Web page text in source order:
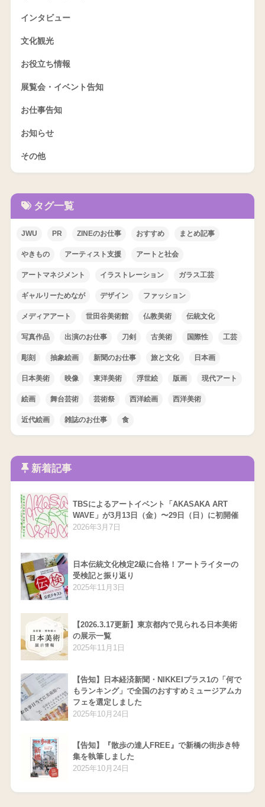
インタビュー
文化観光
お役立ち情報
展覧会・イベント告知
お仕事告知
お知らせ
その他
タグ一覧
JWU PR ZINEのお仕事 おすすめ まとめ記事
やきもの アーティスト支援 アートと社会
アートマネジメント イラストレーション ガラス工芸
ギャルリーためなが デザイン ファッション
メディアアート 世田谷美術館 仏教美術 伝統文化
写真作品 出演のお仕事 刀剣 古美術 国際性 工芸
彫刻 抽象絵画 新聞のお仕事 旅と文化 日本画
日本美術 映像 東洋美術 浮世絵 版画 現代アート
絵画 舞台芸術 芸術祭 西洋絵画 西洋美術
近代絵画 雑誌のお仕事 食
新着記事
TBSによるアートイベント「AKASAKA ART
WAVE」が3月13日（金）〜29日（日）に初開催
2026年3月7日
日本伝統文化検定2級に合格！アートライターの
受検記と振り返り
2025年11月3日
【2026.3.17更新】東京都内で見られる日本美術
の展示一覧
2025年11月1日
【告知】日本経済新聞・NIKKEIプラス1の「何で
もランキング」で全国のおすすめミュージアムカ
フェを選定しました
2025年10月24日
【告知】『散歩の達人FREE』で新橋の街歩き特
集を執筆しました
2025年10月24日